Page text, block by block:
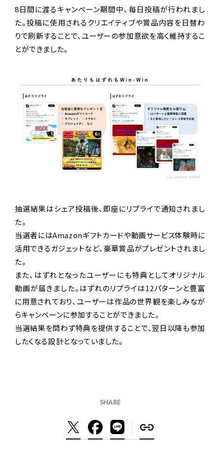
8日間に渡るキャンペーン期間中、毎日投稿が行われまし
た。投稿に使用されるクリエイティブや賞品内容を日替わ
りで刷新することで、ユーザーの参加意欲を高く維持するこ
とができました。
抽選結果はシェア投稿後、即座にリプライで通知されまし
た。
当選者にはAmazonギフトカードや動画サービス体験時に
活用できるガジェットなど、豪華賞品がプレゼントされまし
た。
また、はずれとなったユーザーにも特典としてオリジナル
動画が届きました。はずれのリプライは12パターンと豊富
に用意されており、ユーザーは作品の世界観を楽しみなが
らキャンペーンに参加することができました。
当選結果を問わず特典を提供することで、翌日以降も参加
したくなる設計となっていました。
SHARE